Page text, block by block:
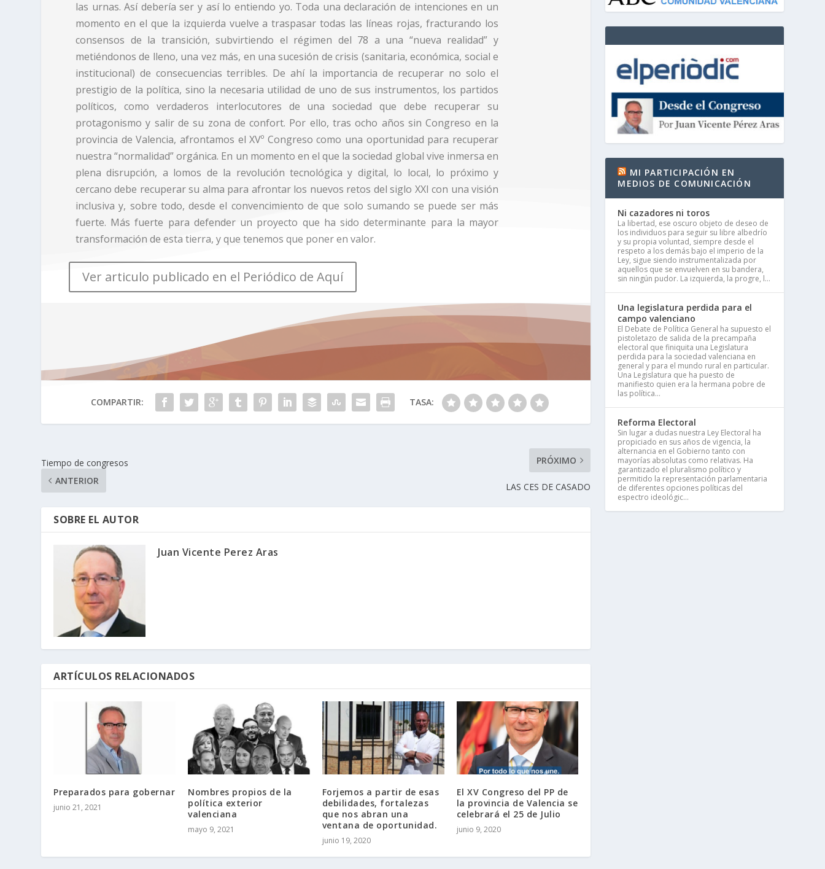
las urnas. Así debería ser y así lo entiendo yo. Toda una declaración de intenciones en un
momento en el que la izquierda vuelve a traspasar todas las líneas rojas, fracturando los
consensos de la transición, subvirtiendo el régimen del 78 a una “nueva realidad” y
metiéndonos de lleno, una vez más, en una sucesión de crisis (sanitaria, económica, social e
institucional) de consecuencias terribles. De ahí la importancia de recuperar no solo el
prestigio de la política, sino la necesaria utilidad de uno de sus instrumentos, los partidos
políticos, como verdaderos interlocutores de una sociedad que debe recuperar su
protagonismo y salir de su zona de confort. Por ello, tras ocho años sin Congreso en la
provincia de Valencia, afrontamos el XVº Congreso como una oportunidad para recuperar
nuestra “normalidad” orgánica. En un momento en el que la sociedad global vive inmersa en
plena disrupción, a lomos de la revolución tecnológica y digital, lo local, lo próximo y
cercano debe recuperar su alma para afrontar los nuevos retos del siglo XXI con una visión
inclusiva y, sobre todo, desde el convencimiento de que solo sumando se puede ser más
fuerte. Más fuerte para defender un proyecto que ha sido determinante para la mayor
transformación de esta tierra, y que tenemos que poner en valor.
Ver articulo publicado en el Periódico de Aquí
COMPARTIR: TASA:
Tiempo de congresos
ANTERIOR
PRÓXIMO
LAS CES DE CASADO
SOBRE EL AUTOR
Juan Vicente Perez Aras
ARTÍCULOS RELACIONADOS
Preparados para gobernar
junio 21, 2021
Nombres propios de la
política exterior
valenciana
mayo 9, 2021
Forjemos a partir de esas
debilidades, fortalezas
que nos abran una
ventana de oportunidad.
junio 19, 2020
El XV Congreso del PP de
la provincia de Valencia se
celebrará el 25 de Julio
junio 9, 2020
MI PARTICIPACIÓN EN
MEDIOS DE COMUNICACIÓN
Ni cazadores ni toros
La libertad, ese oscuro objeto de deseo de
los individuos para seguir su libre albedrío
y su propia voluntad, siempre desde el
respeto a los demás bajo el imperio de la
Ley, sigue siendo instrumentalizada por
aquellos que se envuelven en su bandera,
sin ningún pudor. La izquierda, la progre, l...
Una legislatura perdida para el
campo valenciano
El Debate de Política General ha supuesto el
pistoletazo de salida de la precampaña
electoral que finiquita una Legislatura
perdida para la sociedad valenciana en
general y para el mundo rural en particular.
Una Legislatura que ha puesto de
manifiesto quien era la hermana pobre de
las política...
Reforma Electoral
Sin lugar a dudas nuestra Ley Electoral ha
propiciado en sus años de vigencia, la
alternancia en el Gobierno tanto con
mayorías absolutas como relativas. Ha
garantizado el pluralismo político y
permitido la representación parlamentaria
de diferentes opciones políticas del
espectro ideológic...